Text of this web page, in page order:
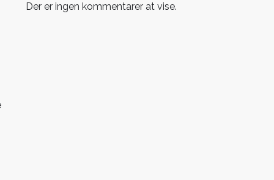
Der er ingen kommentarer at vise.